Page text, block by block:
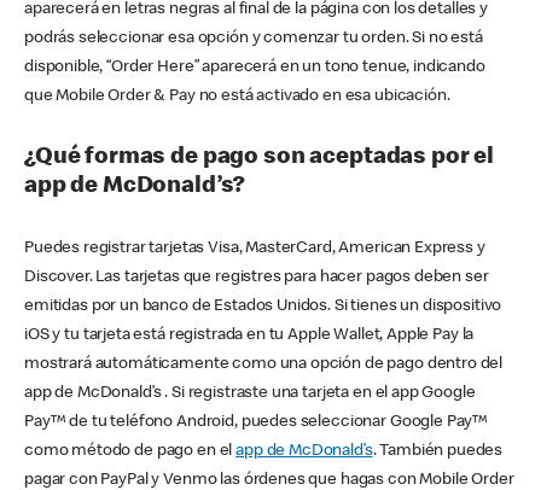
aparecerá en letras negras al final de la página con los detalles y
podrás seleccionar esa opción y comenzar tu orden. Si no está
disponible, “Order Here” aparecerá en un tono tenue, indicando
que Mobile Order & Pay no está activado en esa ubicación.
¿Qué formas de pago son aceptadas por el
app de McDonald’s?
Puedes registrar tarjetas Visa, MasterCard, American Express y
Discover. Las tarjetas que registres para hacer pagos deben ser
emitidas por un banco de Estados Unidos. Si tienes un dispositivo
iOS y tu tarjeta está registrada en tu Apple Wallet, Apple Pay la
mostrará automáticamente como una opción de pago dentro del
app de McDonald’s . Si registraste una tarjeta en el app Google
Pay™ de tu teléfono Android, puedes seleccionar Google Pay™
como método de pago en elapp de McDonald’s. También puedes
pagar con PayPal y Venmo las órdenes que hagas con Mobile Order